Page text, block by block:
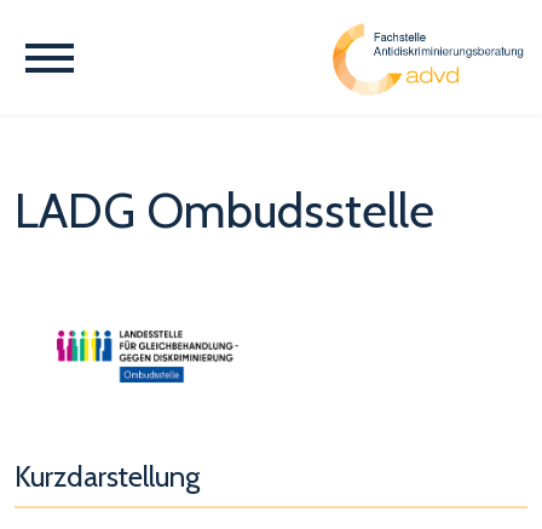
LADG Ombudsstelle
Kurzdarstellung